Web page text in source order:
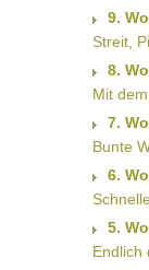
9.
Streit,
8.
Mit
7.
Bunte
6.
5.
Endlich